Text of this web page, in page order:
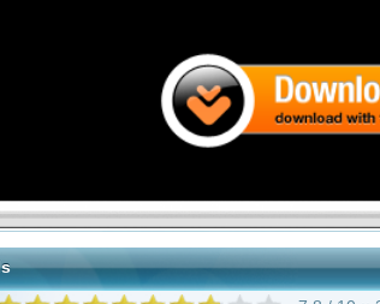
7.8 / 10 :: 31122 Votes